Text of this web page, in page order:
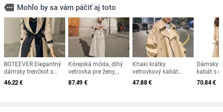
more Mohlo by sa vám páčiť aj toto
BGTEEVER Elegantný
dámsky trenčkot s
vrúbkovaným
golierom,
46.22€
Kórejská móda, dlhý
vetrovka pre ženy,
spcling, turn-down
golier, dvojitý
87.49 €
Khaki krátky
vetrovkový kabát
voľný kabát žena
trenčkot A strih žena
47.88€
Dámsky
kabát s
voľná
70.84€